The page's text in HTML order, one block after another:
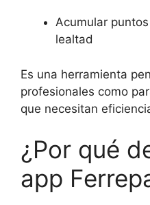
Acumular
lealtad
Es una herramienta
profesionales como
que necesitan
¿Por qué
app